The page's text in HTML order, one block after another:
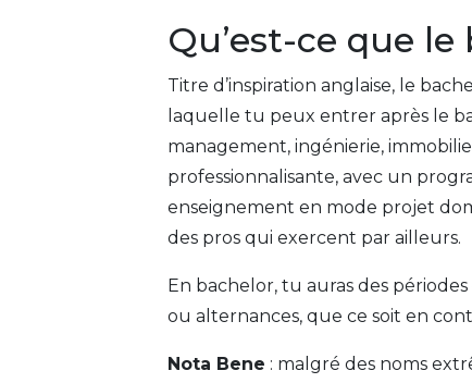
Qu’est-ce que le
Titre d’inspiration anglaise, le
laquelle tu peux entrer après le
management, ingénierie,
professionnalisante, avec un
enseignement en mode projet
des pros qui exercent par ailleurs.
En bachelor, tu auras des
ou alternances, que ce soit en
Nota Bene : malgré des noms